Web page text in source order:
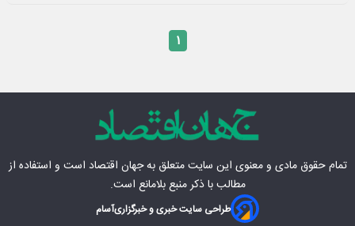
۱
تمام حقوق مادی‌ و معنوی این سایت متعلق بهجهان اقتصاد است و استفاده از
مطالب با ذکر منبع بلامانع است.
طراحی سایت خبری و خبرگزاریآسام